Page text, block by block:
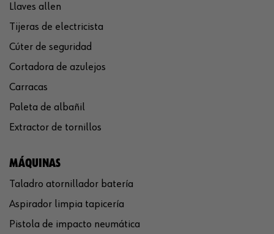
Llaves allen
Tijeras de electricista
Cúter de seguridad
Cortadora de azulejos
Carracas
Paleta de albañil
Extractor de tornillos
MÁQUINAS
Taladro atornillador batería
Aspirador limpia tapicería
Pistola de impacto neumática